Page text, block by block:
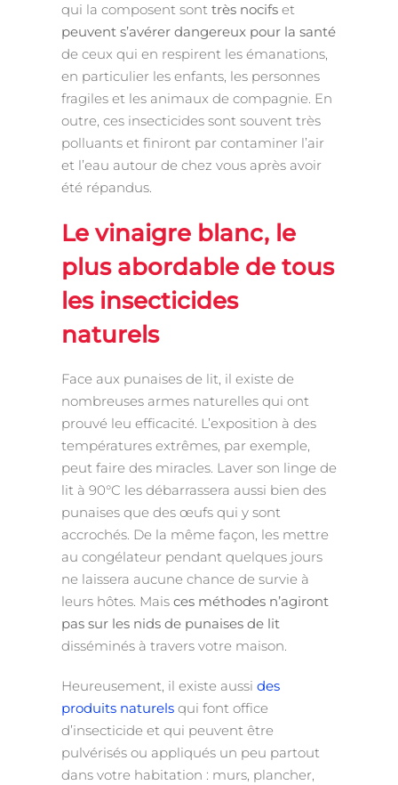
qui la composent sont très nocifset
peuvent s’avérer dangereux pour la santé
de ceux qui en respirent les émanations,
en particulier les enfants, les personnes
fragiles et les animaux de compagnie. En
outre, ces insecticides sont souvent très
polluants et finiront par contaminer l’air
et l’eau autour de chez vous après avoir
été répandus.
Le vinaigre blanc, le
plus abordable de tous
les insecticides
naturels
Face aux punaises de lit, il existe de
nombreuses armes naturelles qui ont
prouvé leu efficacité. L’exposition à des
températures extrêmes, par exemple,
peut faire des miracles. Laver son linge de
lit à 90°C les débarrassera aussi bien des
punaises que des œufs qui y sont
accrochés. De la même façon, les mettre
au congélateur pendant quelques jours
ne laissera aucune chance de survie à
leurs hôtes. Mais ces méthodes n’agiront
pas sur les nids de punaises de lit
disséminés à travers votre maison.
Heureusement, il existe aussi des
produits naturelsqui font office
d’insecticide et qui peuvent être
pulvérisés ou appliqués un peu partout
dans votre habitation : murs, plancher,